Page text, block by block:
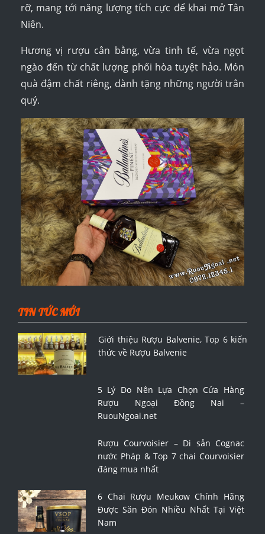
rỡ, mang tới năng lượng tích cực để khai mở Tân
Niên.
Hương vị rượu cân bằng, vừa tinh tế, vừa ngọt
ngào đến từ chất lượng phối hòa tuyệt hảo. Món
quà đậm chất riêng, dành tặng những người trân
quý.
TIN TỨC MỚI
Giới thiệu Rượu Balvenie, Top 6 kiến
thức về Rượu Balvenie
5 Lý Do Nên Lựa Chọn Cửa Hàng
Rượu Ngoại Đồng Nai –
RuouNgoai.net
Rượu Courvoisier – Di sản Cognac
nước Pháp & Top 7 chai Courvoisier
đáng mua nhất
6 Chai Rượu Meukow Chính Hãng
Được Săn Đón Nhiều Nhất Tại Việt
Nam